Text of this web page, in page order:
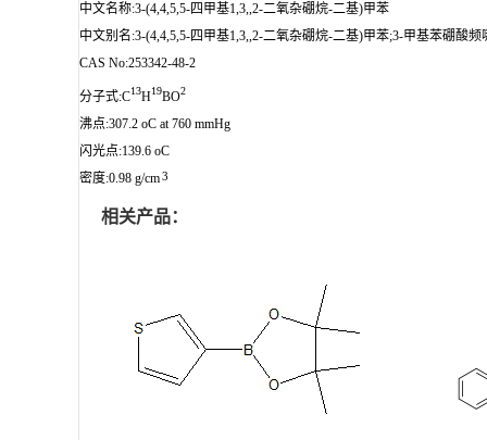
中文名称:3-(4,4,5,5-四甲基1,3,,2-二氧杂硼烷-二基)甲苯
中文别名:3-(4,4,5,5-四甲基1,3,,2-二氧杂硼烷-二基)甲苯;3-甲基苯硼酸频
CAS No:253342-48-2
分子式:C13H19BO2
沸点:307.2 oC at 760 mmHg
闪光点:139.6 oC
密度:0.98 g/cm3
相关产品：